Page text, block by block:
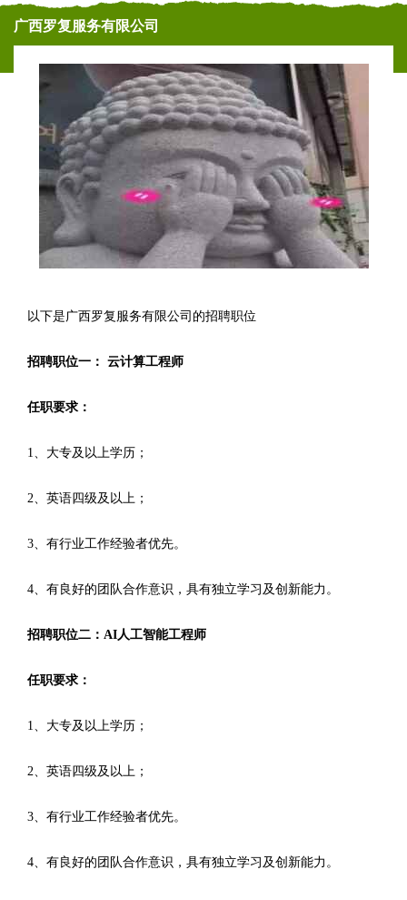
广西罗复服务有限公司
以下是广西罗复服务有限公司的招聘职位
招聘职位一： 云计算工程师
任职要求：
1、大专及以上学历；
2、英语四级及以上；
3、有行业工作经验者优先。
4、有良好的团队合作意识，具有独立学习及创新能力。
招聘职位二：AI人工智能工程师
任职要求：
1、大专及以上学历；
2、英语四级及以上；
3、有行业工作经验者优先。
4、有良好的团队合作意识，具有独立学习及创新能力。